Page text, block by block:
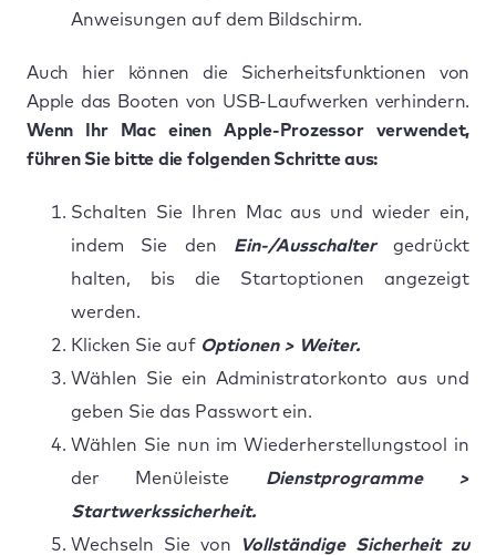
Anweisungen auf dem Bildschirm.
Auch hier können die Sicherheitsfunktionen von
Apple das Booten von USB-Laufwerken verhindern.
Wenn Ihr Mac einen Apple-Prozessor verwendet,
führen Sie bitte die folgenden Schritte aus:
Schalten Sie Ihren Mac aus und wieder ein,
indem Sie den Ein-/Ausschaltergedrückt
halten, bis die Startoptionen angezeigt
werden.
Klicken Sie auf Optionen > Weiter.
Wählen Sie ein Administratorkonto aus und
geben Sie das Passwort ein.
Wählen Sie nun im Wiederherstellungstool in
der Menüleiste Dienstprogramme >
Startwerkssicherheit.
Wechseln Sie von
Vollständige Sicherheit zu